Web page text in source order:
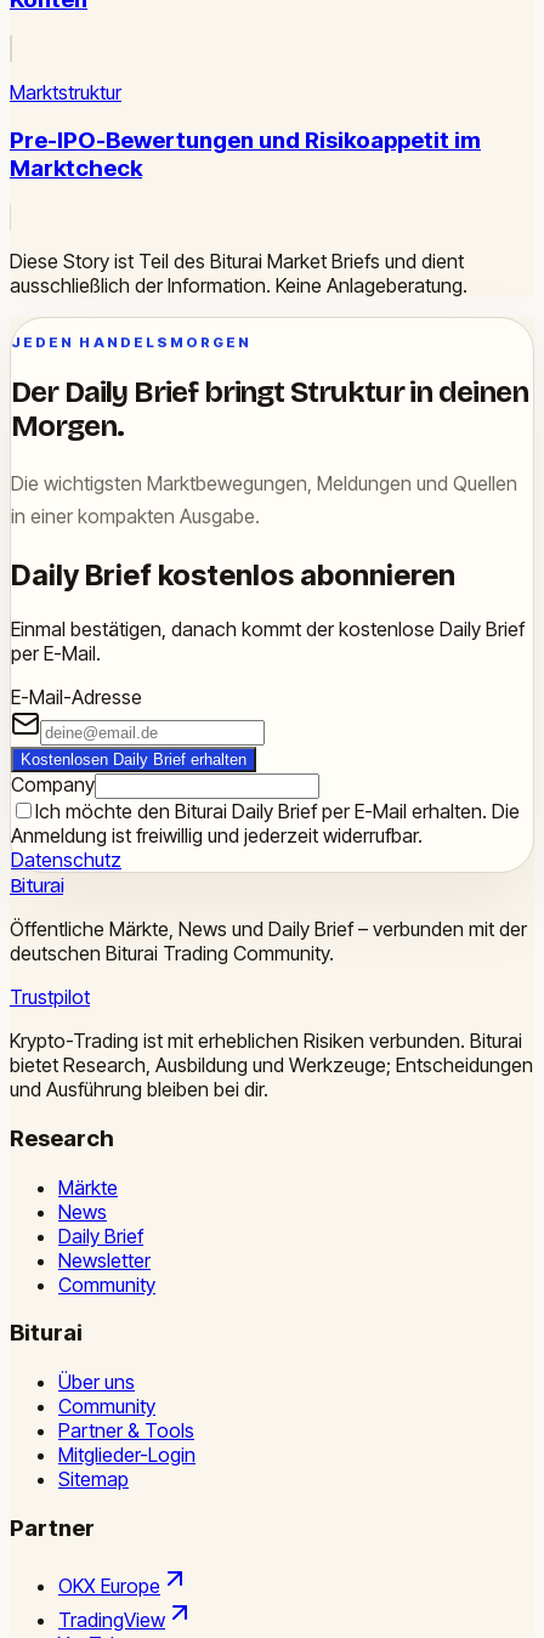
Marktstruktur
Pre-IPO-Bewertungen und Risikoappetit im
Marktcheck
Diese Story ist Teil des Biturai Market Briefs und dient
ausschließlich der Information. Keine Anlageberatung.
JEDEN HANDELSMORGEN
Der Daily Brief bringt Struktur in deinen
Morgen.
Die wichtigsten Marktbewegungen, Meldungen und Quellen
in einer kompakten Ausgabe.
Daily Brief kostenlos abonnieren
Einmal bestätigen, danach kommt der kostenlose Daily Brief
per E-Mail.
E-Mail-Adresse
Kostenlosen Daily Brief erhalten
Company
Ich möchte den Biturai Daily Brief per E-Mail erhalten. Die
Anmeldung ist freiwillig und jederzeit widerrufbar.
Datenschutz
Biturai
Öffentliche Märkte, News und Daily Brief – verbunden mit der
deutschen Biturai Trading Community.
Trustpilot
Krypto-Trading ist mit erheblichen Risiken verbunden. Biturai
bietet Research, Ausbildung und Werkzeuge; Entscheidungen
und Ausführung bleiben bei dir.
Research
Märkte
News
Daily Brief
Newsletter
Community
Biturai
Über uns
Community
Partner & Tools
Mitglieder-Login
Sitemap
Partner
OKX Europe
TradingView